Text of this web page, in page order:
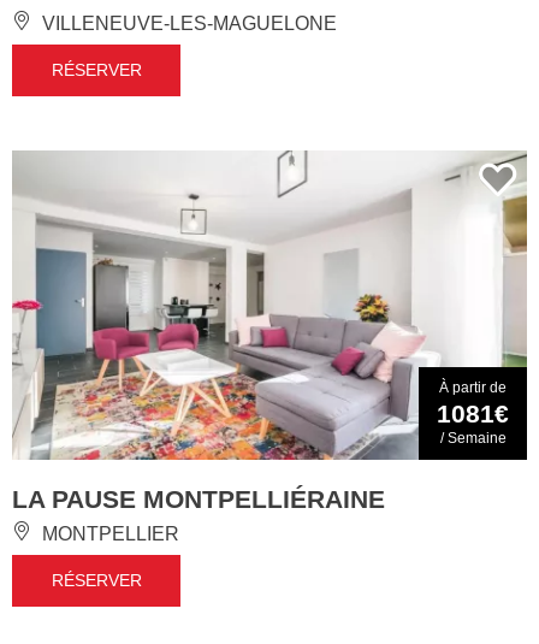
VILLENEUVE-LES-MAGUELONE
RÉSERVER
À partir de
1081€
/ Semaine
LA PAUSE MONTPELLIÉRAINE
MONTPELLIER
RÉSERVER